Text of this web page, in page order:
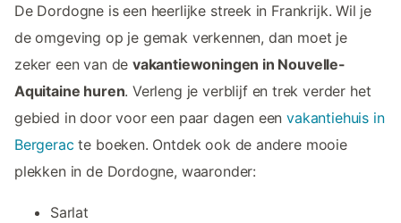
De Dordogne is een heerlijke streek in Frankrijk. Wil je
de omgeving op je gemak verkennen, dan moet je
zeker een van devakantiewoningen in Nouvelle-
Aquitaine huren. Verleng je verblijf en trek verder het
gebied in door voor een paar dagen eenvakantiehuis in
Bergerac te boeken. Ontdek ook de andere mooie
plekken in de Dordogne, waaronder:
Sarlat